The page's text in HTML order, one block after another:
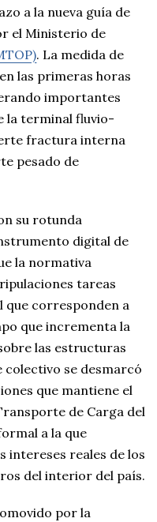
a la nueva guía de
el Ministerio de
. La medida de
las primeras horas
importantes
la terminal fluvio-
fractura interna
pesado de
su rotunda
digital de
la normativa
tareas
corresponden a
que incrementa la
las estructuras
colectivo se desmarcó
que mantiene el
de Carga del
a la que
intereses reales de los
del interior del país.
por la